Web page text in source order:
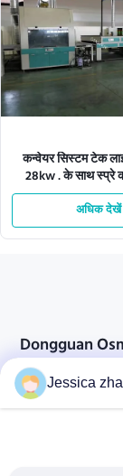
कन्वेयर सिस्टम टेक
28kw . के साथ स्प्रे
अधिक देखें
Dongguan
28 दूसरा
Jessica